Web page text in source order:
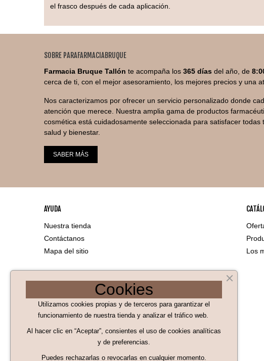
el frasco después de cada aplicación.
SOBRE PARAFARMACIABRUQUE
Farmacia Bruque Tallón te acompaña los 365 días del año, de
cerca de ti, con el mejor asesoramiento, los mejores precios y una
Nos caracterizamos por ofrecer un servicio personalizado donde
atención que merece. Nuestra amplia gama de productos
cosmética está cuidadosamente seleccionada para satisfacer todas
salud y bienestar.
SABER MÁS
AYUDA
Nuestra tienda
Contáctanos
Mapa del sitio
Los
LEGAL
Políticas de Cookies
Políticas de privacidad
Cookies
Utilizamos cookies propias y de terceros para garantizar el
funcionamiento de nuestra tienda y analizar el tráfico web.
Al hacer clic en “Aceptar”, consientes el uso de cookies analíticas
y de preferencias.
Puedes rechazarlas o revocarlas en cualquier momento.